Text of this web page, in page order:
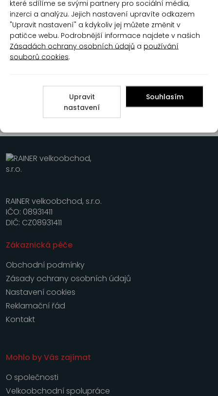
papír šedý, šířka role 190
mm, návin role 120 m,
papír, role 400 útržků, 1 role
1
RAINER velkoobchod, s.r.o.
IČO: 08931411
DIČ: CZ08931411
Zákaznická péče
Obchodní podmínky
Zásady ochrany osobních údajů
Nastavení cookies
Reklamační řád
Kontakt
Mohlo by Vás zajímat
O společnosti
Velkoobchodní spolupráce
které sdílíme se svými partnery pro sociální média,
inzerci a analýzu. Jejich nastavení upravíte odkazem
"Upravit nastavení" a kdykoliv jej můžete změnit v
patičce webu. Podrobnější informace najdete v našich
Zásadách ochrany osobních údajů a používání
souborů cookies.
Upravit
nastavení
Souhlasím